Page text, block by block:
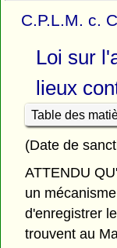
C.P.L.M. c.
Loi sur
lieux
Table des
(Date de
ATTENDU
un
d'enregistrer
trouvent au